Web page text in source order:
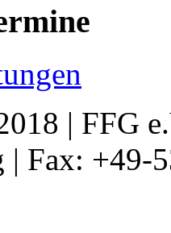
| FFG
| Fax: +49-